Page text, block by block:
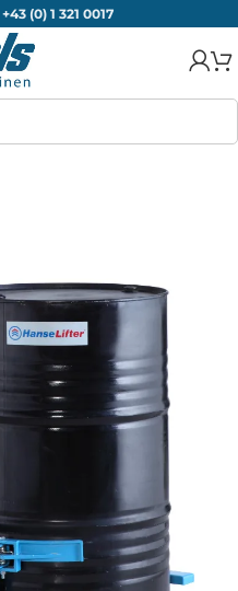
+43 (0) 1 321 0017